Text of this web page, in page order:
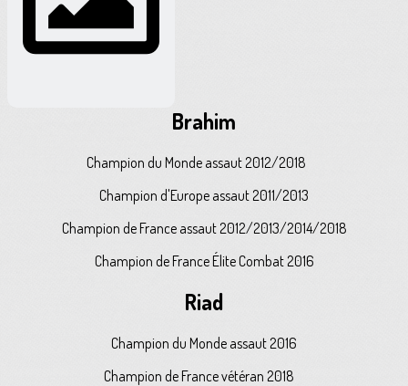
Brahim
Champion du Monde assaut 2012/2018
Champion d'Europe assaut 2011/2013
Champion de France assaut 2012/2013/2014/2018
Champion de France Élite Combat 2016
Riad
Champion du Monde assaut 2016
Champion de France vétéran 2018